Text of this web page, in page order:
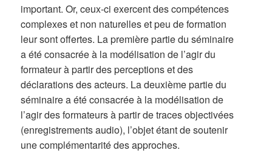
important. Or, ceux-ci exercent des compétences
complexes et non naturelles et peu de formation
leur sont offertes. La première partie du séminaire
a été consacrée à la modélisation de l’agir du
formateur à partir des perceptions et des
déclarations des acteurs. La deuxième partie du
séminaire a été consacrée à la modélisation de
l’agir des formateurs à partir de traces objectivées
(enregistrements audio), l’objet étant de soutenir
une complémentarité des approches.